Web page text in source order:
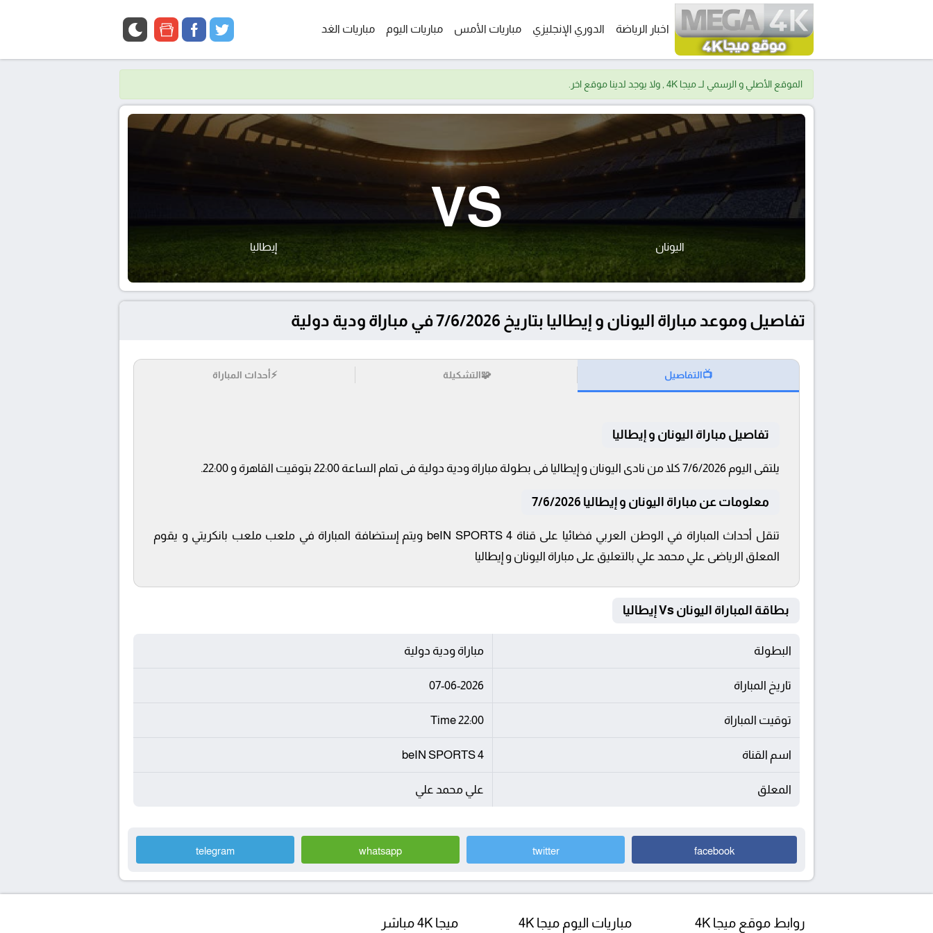
اخبار الرياضة الدوري الإنجليزي مباريات الأمس مباريات اليوم مباريات الغد twitter
facebook
google
الموقع الأصلي و الرسمي لــ ميجا 4K , ولا يوجد لدينا موقع اخر.
اليونان
VS
إيطاليا
تفاصيل وموعد مباراة اليونان و إيطاليا بتاريخ 7/6/2026 في مباراة ودية دولية
📺التفاصيل 🧩التشكيلة ⚡أحداث المباراة
تفاصيل مباراة اليونان و إيطاليا
يلتقى اليوم 7/6/2026 كلا من نادى اليونان و إيطاليا فى بطولة مباراة ودية دولية فى تمام الساعة 22:00 بتوقيت القاهرة و 22:00.
معلومات عن مباراة اليونان و إيطاليا 7/6/2026
تنقل أحداث المباراة في الوطن العربي فضائيا على قناة beIN SPORTS 4 ويتم إستضافة المباراة في ملعب ملعب بانكريتي و يقوم
المعلق الرياضى علي محمد علي بالتعليق على مباراة اليونان و إيطاليا
بطاقة المباراة اليونان Vs إيطاليا
البطولة مباراة ودية دولية
تاريخ المباراة 07-06-2026
توقيت المباراة 22:00 Time
اسم القناة beIN SPORTS 4
المعلق علي محمد علي
facebook
twitter
whatsapp
telegram
روابط موقع ميجا 4K مباريات اليوم ميجا 4K ميجا 4K مباشر